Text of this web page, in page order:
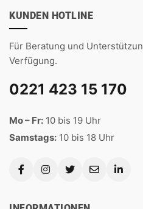
KUNDEN HOTLINE
Für Beratung und
Verfügung.
0221 423 15 170
Mo – Fr: 10 bis 19 Uhr
Samstags: 10 bis 18 Uhr